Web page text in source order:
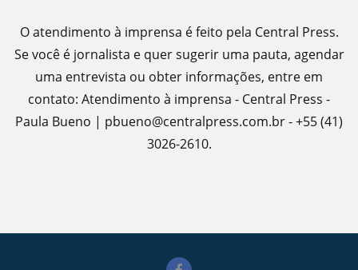
O atendimento à imprensa é feito pela Central Press.
Se você é jornalista e quer sugerir uma pauta, agendar
uma entrevista ou obter informações, entre em
contato: Atendimento à imprensa - Central Press -
Paula Bueno | pbueno@centralpress.com.br - +55 (41)
3026-2610.